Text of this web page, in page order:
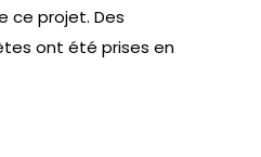
ce projet. Des
ont été prises en